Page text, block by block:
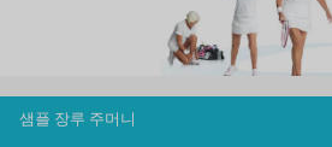
샘플 장루 주머니